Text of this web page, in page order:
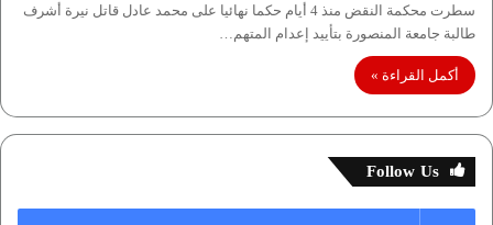
سطرت محكمة النقض منذ 4 أيام حكما نهائيا على محمد عادل قاتل نيرة أشرف
طالبة جامعة المنصورة بتأييد إعدام المتهم…
أكمل القراءة »
Follow Us